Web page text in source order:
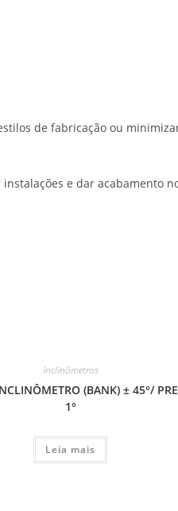
de fabricação ou
e dar acabamento
Inclinômetros
(BANK) ± 45°/
1°
Leia mais